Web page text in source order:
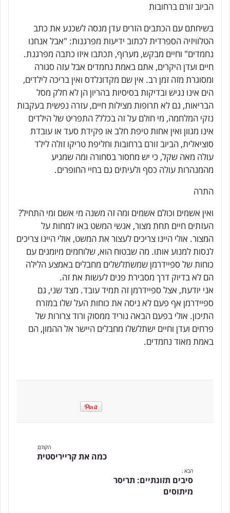
הביוב זורם ברחובות
בשיחתם עם הכתבים הזרים עדן מנסה לשכנע את כתב
הטלוויזיה הספרדית לכתוב ידיעות מפרגנות: "אבל אנחנו
נחמדים" וחיים מבקש, מערוף, תכתבו איזו כתבה מפרגנת.
חיים ועדן היקרים, אתם באמת נחמדים אבל עזה סגורה
ומסוגרת מזה זמן רב. אין שם מקדונלדס ואין בריכה לילדים,
הים אינו נגיש ובדיקות בסיסיות בהריון הן לא חלק מסל
הבריאות, גם לא תרופות מצילות חיים, עזרה נפשית בעקבות
נזקי המלחמה, מי חולם על זה בכלל? התפריט של הילדים
אינו מגוון ואין אחות טיפת חלב או פקידת סעד או עובדת
סוציאלית, הביוב זורם ברחובות וחליפת טריקו זולה לילד
עולה מאה שקל, כי יש מחסור בסחורה ומה שמגיע
מהמנהרות עולה כסף ולעיתים גם בחיי החופרים.
התרה
ואין אשמים וכולם אשמים ומה זה משנה מי אשם ומי התחיל?
העזתים חיים תחת מצור, אנשי המשט באו למחות על
המצור. אולי היינו צריכים לעצור את המשט, אולי היינו צריכים
לנסות למנוע אותו. מה שבטוח הוא, שלוחמים מיומנים עם
כוחות של ספיידרמן שמשתלשלים מחבלים באמצע הלילה
הם לא בדיוק דרך מסבירת פנים לעשות את זה.
אני יודעת, אצל ספיידרמן זה תמיד עובד. מצד שני, גם
ספיידרמן אף פעם לא ניסה את כוחות העל שלו במזרח
התיכון. אולי בפעם הבאה נוריד ממסוק ורוד צרורות של
פרחים ועדן וחיים ישתלשלו מחבלים היישר אל ההמון, הם
באמת מאוד נחמדים.
הקודם:
כמה את קרייריסטית
הבא :
סיבים תזונתיים: תריסר
מיתוסים